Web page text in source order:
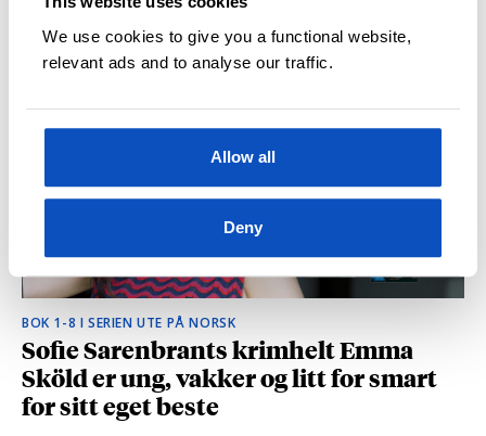
We use cookies to give you a functional website,
relevant ads and to analyse our traffic.
Allow all
Deny
hvilke deler som fikk folk til å le høyt
BOK 1-8 I SERIEN UTE PÅ NORSK
Sofie Sarenbrants krimhelt Emma
Sköld er ung, vakker og litt for smart
for sitt eget beste